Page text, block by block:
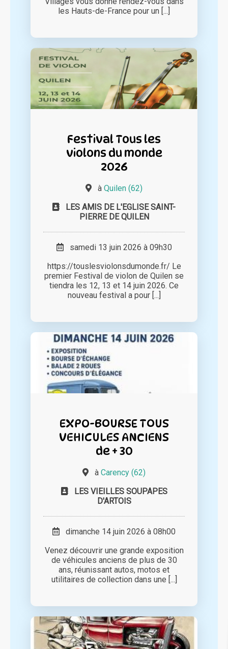
les Hauts-de-France pour un [...]
Festival Tous les
violons du monde
2026
à Quilen (62)
LES AMIS DE L'EGLISE SAINT-
PIERRE DE QUILEN
samedi 13 juin 2026 à 09h30
https://touslesviolonsdumonde.fr/ Le
premier Festival de violon de Quilen se
tiendra les 12, 13 et 14 juin 2026. Ce
nouveau festival a pour [...]
EXPO-BOURSE TOUS
VEHICULES ANCIENS
de + 30
à Carency (62)
LES VIEILLES SOUPAPES
D'ARTOIS
dimanche 14 juin 2026 à 08h00
Venez découvrir une grande exposition
de véhicules anciens de plus de 30
ans, réunissant autos, motos et
utilitaires de collection dans une [...]